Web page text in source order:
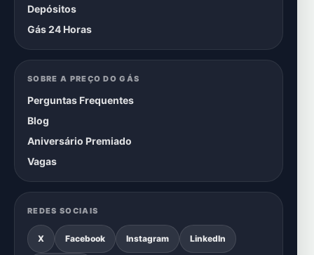
Depósitos
Gás 24 Horas
SOBRE A PREÇO DO GÁS
Perguntas Frequentes
Blog
Aniversário Premiado
Vagas
REDES SOCIAIS
X Facebook Instagram LinkedIn